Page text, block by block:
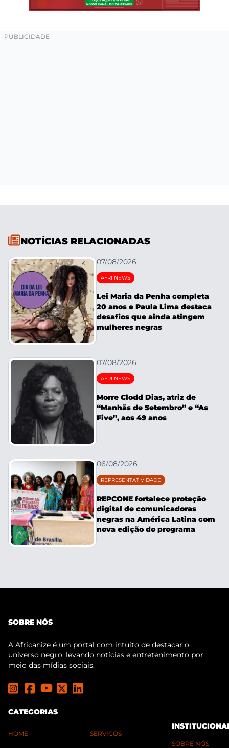
NOTÍCIAS RELACIONADAS
07/08/2026
AFRI NEWS
Lei Maria da Penha completa
20 anos e Paula Lima destaca
desafios que ainda atingem
mulheres negras
07/08/2026
AFRI NEWS
Morre Clodd Dias, atriz de
“Manhãs de Setembro” e “As
Five”, aos 49 anos
06/08/2026
REPRESENTATIVIDADE
REPCONE fortalece proteção
digital de comunicadoras
negras na América Latina com
nova edição do programa
SOBRE NÓS
A Africanize é um portal com intuito de destacar o
universo negro, levando notícias e entretenimento por
meio das mídias sociais.
CATEGORIAS
HOME SERVIÇOS
SOBRE NÓS